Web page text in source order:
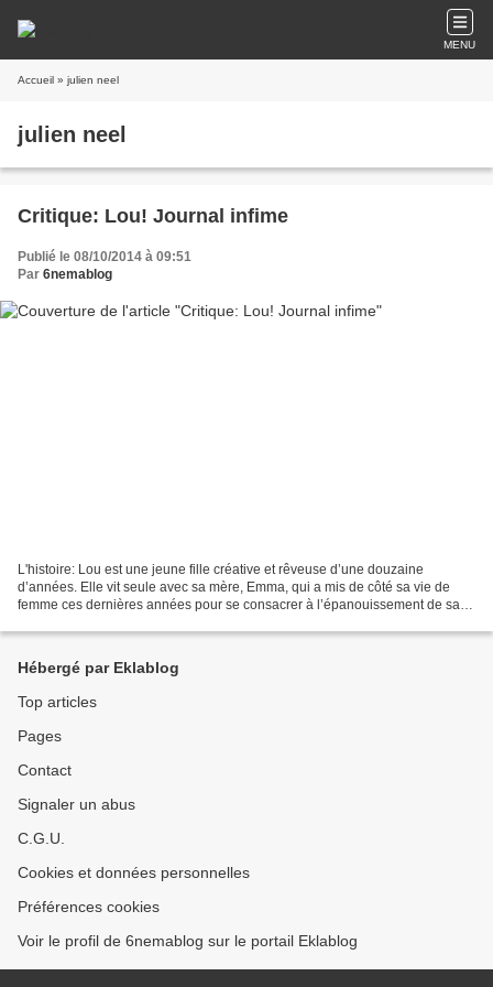
MENU
Accueil » julien neel
julien neel
Critique: Lou! Journal infime
Publié le 08/10/2014 à 09:51
Par 6nemablog
L'histoire: Lou est une jeune fille créative et rêveuse d’une douzaine
d’années. Elle vit seule avec sa mère, Emma, qui a mis de côté sa vie de
femme ces dernières années pour se consacrer à l’épanouissement de sa
Hébergé par Eklablog
Top articles
Pages
Contact
Signaler un abus
C.G.U.
Cookies et données personnelles
Préférences cookies
Voir le profil de 6nemablog sur le portail Eklablog